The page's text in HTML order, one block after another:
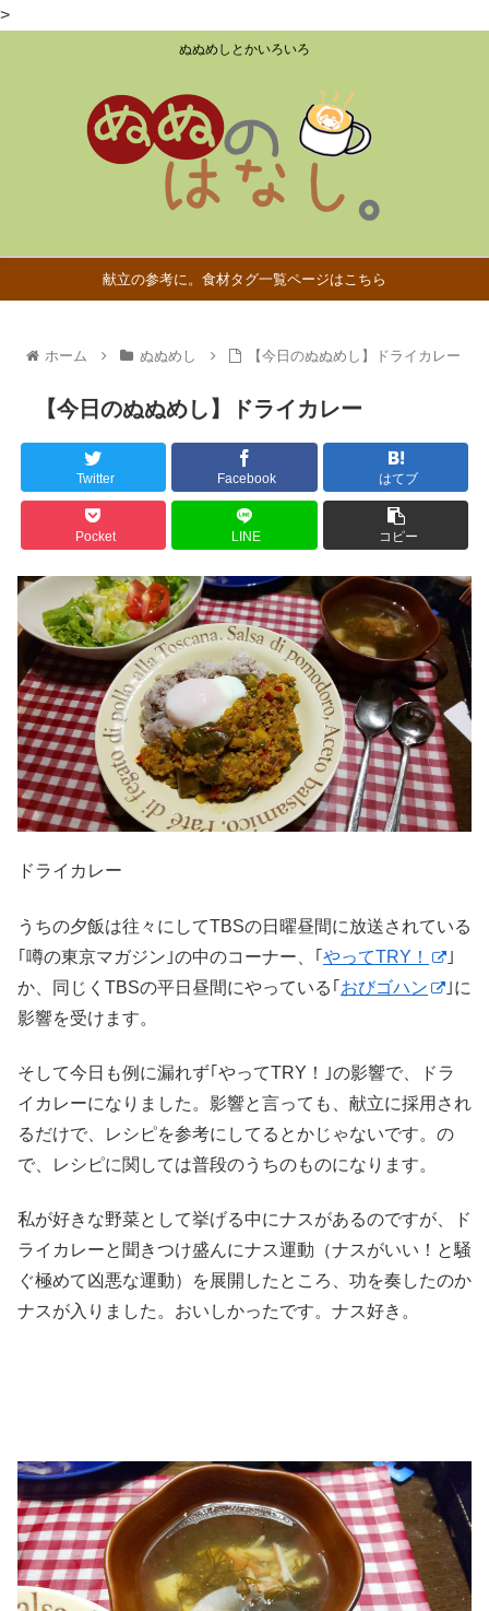
>
ぬぬめしとかいろいろ
献立の参考に。食材タグ一覧ページはこちら
ホーム ぬぬめし 【今日のぬぬめし】ドライカレー
【今日のぬぬめし】ドライカレー
Twitter Facebook はてブ
Pocket LINE コピー
ドライカレー
うちの夕飯は往々にしてTBSの日曜昼間に放送されている
｢噂の東京マガジン｣の中のコーナー、｢ やってTRY！
｣
か、同じくTBSの平日昼間にやっている｢ おびゴハン
｣に
影響を受けます。
そして今日も例に漏れず｢やってTRY！｣の影響で、ドラ
イカレーになりました。影響と言っても、献立に採用され
るだけで、レシピを参考にしてるとかじゃないです。の
で、レシピに関しては普段のうちのものになります。
私が好きな野菜として挙げる中にナスがあるのですが、ド
ライカレーと聞きつけ盛んにナス運動（ナスがいい！と騒
ぐ極めて凶悪な運動）を展開したところ、功を奏したのか
ナスが入りました。おいしかったです。ナス好き。